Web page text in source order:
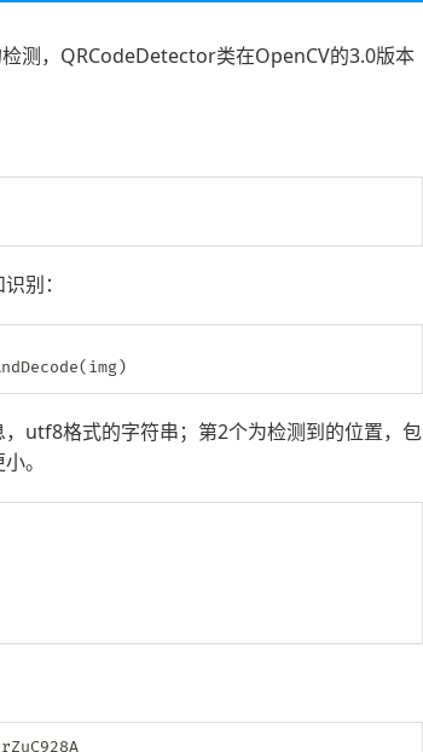
测，QRCodeDetector类在OpenCV的3.0版本
别：
( img)
utf8格式的字符串；第2个为检测到的位置，包
。